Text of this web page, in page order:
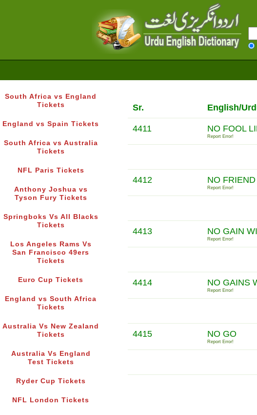
South Africa vs England
Tickets
England vs Spain Tickets
South Africa vs Australia
Tickets
NFL Paris Tickets
Anthony Joshua vs
Tyson Fury Tickets
Springboks Vs All Blacks
Tickets
Los Angeles Rams Vs
San Francisco 49ers
Tickets
Euro Cup Tickets
England vs South Africa
Tickets
Australia Vs New Zealand
Tickets
Australia Vs England
Test Tickets
Ryder Cup Tickets
NFL London Tickets
Sr. English/
4411 NO FOOL
Report Error!
4412 NO
Report Error!
4413 NO GAIN
Report Error!
4414 NO GAINS
Report Error!
4415 NO GO
Report Error!